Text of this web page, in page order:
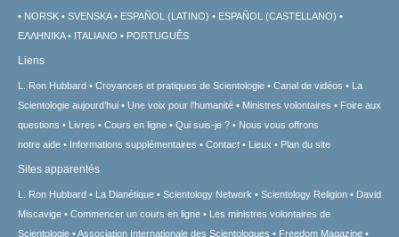
NORSK
SVENSKA ESPAÑOL (LATINO)
ESPAÑOL (CASTELLANO)
ΕΛΛΗΝΙΚA
ITALIANO PORTUGUÊS
Liens
L. Ron Hubbard Croyances et pratiques de Scientologie Canal de vidéos
La
Scientologie aujourd’hui
Une voix pour l’humanité Ministres volontaires
Foire aux
questions
Livres Cours en ligne Qui suis-je ?
Nous vous offrons
notre aide
Informations supplémentaires Contact Lieux Plan du site
Sites apparentés
L. Ron Hubbard La Dianétique Scientology Network Scientology Religion
David
Miscavige
Commencer un cours en ligne
Les ministres volontaires de
Scientologie
Association Internationale des Scientologues Freedom Magazine